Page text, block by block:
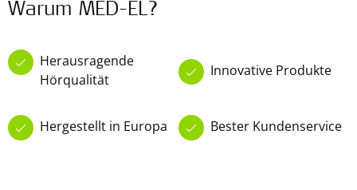
Warum MED-EL?
Herausragende
Hörqualität
Innovative Produkte
Hergestellt in Europa Bester Kundenservice